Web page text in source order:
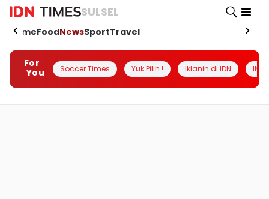
SULSEL
HomeFoodNewsSportTravel
For
You
Soccer Times Yuk Pilih ! Iklanin di IDN